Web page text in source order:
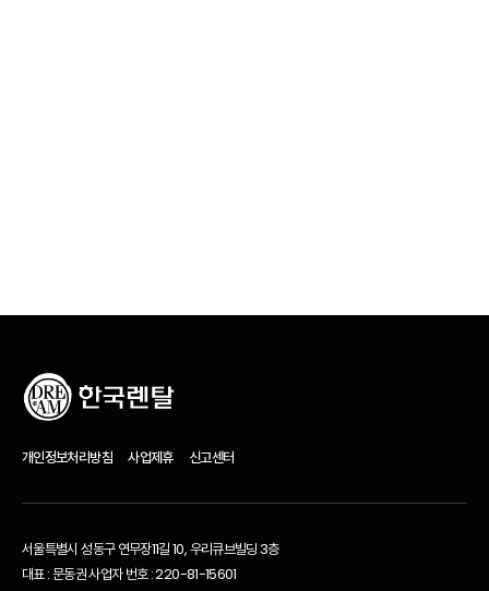
개인정보처리방침 사업제휴 신고센터
서울특별시 성동구 연무장11길 10, 우리큐브빌딩 3층
대표 : 문동권 사업자 번호 : 220-81-15601